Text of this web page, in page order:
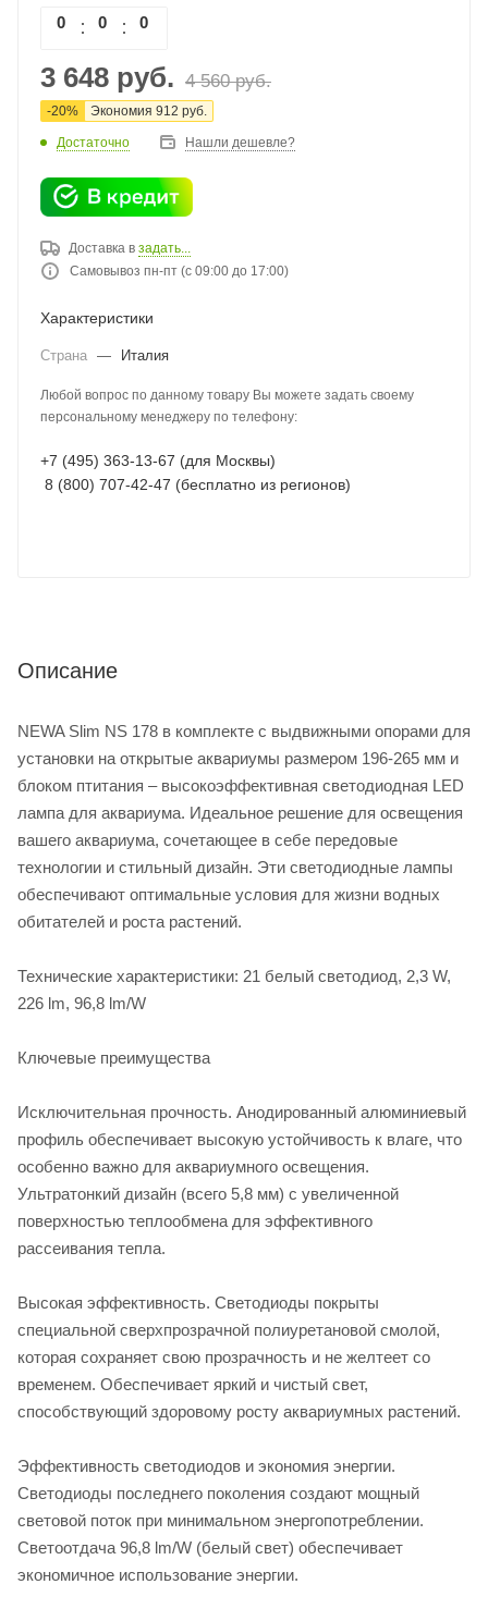
0 0 0
3 648 руб. 4 560руб.
-20% Экономия 912 руб.
Достаточно Нашли дешевле?
Доставка в задать...
Самовывоз пн-пт (с 09:00 до 17:00)
Характеристики
Страна — Италия
Любой вопрос по данному товару Вы можете задать своему
персональному менеджеру по телефону:
+7 (495) 363-13-67 (для Москвы)
8 (800) 707-42-47 (бесплатно из регионов)
Описание
NEWA Slim NS 178 в комплекте с выдвижными опорами для
установки на открытые аквариумы размером 196-265 мм и
блоком птитания – высокоэффективная светодиодная LED
лампа для аквариума. Идеальное решение для освещения
вашего аквариума, сочетающее в себе передовые
технологии и стильный дизайн. Эти светодиодные лампы
обеспечивают оптимальные условия для жизни водных
обитателей и роста растений.
Технические характеристики: 21 белый светодиод, 2,3 W,
226 lm, 96,8 lm/W
Ключевые преимущества
Исключительная прочность. Анодированный алюминиевый
профиль обеспечивает высокую устойчивость к влаге, что
особенно важно для аквариумного освещения.
Ультратонкий дизайн (всего 5,8 мм) с увеличенной
поверхностью теплообмена для эффективного
рассеивания тепла.
Высокая эффективность. Светодиоды покрыты
специальной сверхпрозрачной полиуретановой смолой,
которая сохраняет свою прозрачность и не желтеет со
временем. Обеспечивает яркий и чистый свет,
способствующий здоровому росту аквариумных растений.
Эффективность светодиодов и экономия энергии.
Светодиоды последнего поколения создают мощный
световой поток при минимальном энергопотреблении.
Светоотдача 96,8 lm/W (белый свет) обеспечивает
экономичное использование энергии.